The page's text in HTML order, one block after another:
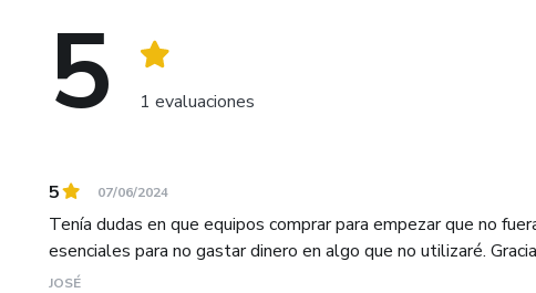
5 1 evaluaciones
5 07/06/2024
Tenía dudas en que equipos comprar para empezar que no
esenciales para no gastar dinero en algo que no utilizaré.
JOSÉ